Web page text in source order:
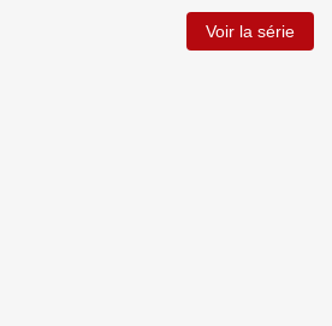
Voir la série